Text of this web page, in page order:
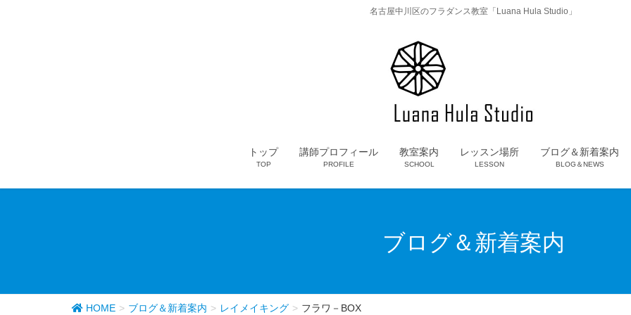
名古屋中川区のフラダンス教室「Luana Hula Studio」
トップ
TOP
講師プロフィール
PROFILE
教室案内
SCHOOL
レッスン場所
LESSON
ブログ＆新着案内
BLOG＆NEWS
ブログ＆新着案内
HOME ブログ＆新着案内 レイメイキング フラワ－BOX